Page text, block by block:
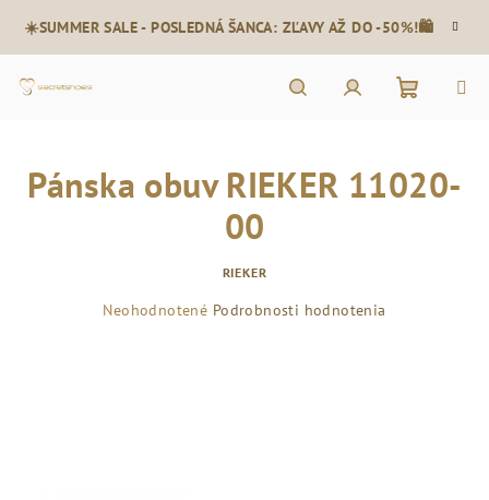
obsah
☀️SUMMER SALE - POSLEDNÁ ŠANCA: ZĽAVY AŽ DO -50%!🛍️
košík
Pánska obuv RIEKER 11020-
00
RIEKER
Priemerné
Neohodnotené Podrobnosti hodnotenia